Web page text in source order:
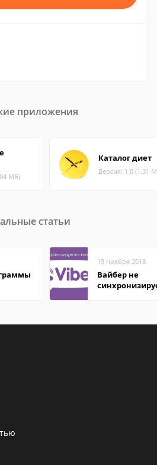
приложения
МБ)
Каталог диет
Версия: 1.0 (1.31
статьи
19 ноября 2018
Вайбер не